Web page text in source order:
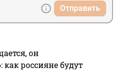
Отправить
он
как россияне будут